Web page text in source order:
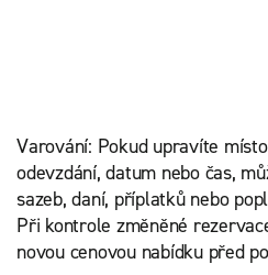
Varování: Pokud upravíte
odevzdání, datum nebo čas,
sazeb, daní, příplatků nebo
Při kontrole změněné
novou cenovou nabídku před